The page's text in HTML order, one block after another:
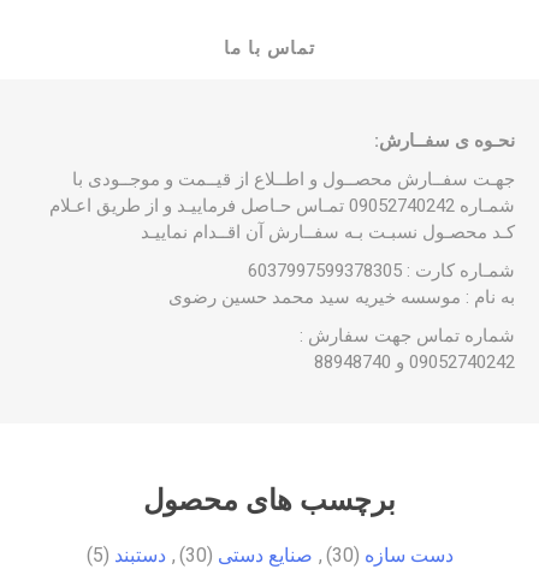
تماس با ما
نحـوه ی سفــارش:
جهـت سفــارش محصــول و اطــلاع از قیــمت و موجــودی با
شمـاره 09052740242 تمـاس حـاصل فرماییـد و از طریق اعـلام
کـد محصـول نسبـت بـه سفــارش آن اقــدام نماییـد
شمـاره کارت : 6037997599378305
به نام : موسسه خیریه سید محمد حسین رضوی
شماره تماس جهت سفارش :
09052740242 و 88948740
برچسب های محصول
دست سازه (30)
, صنایع دستی (30)
, دستبند (5)